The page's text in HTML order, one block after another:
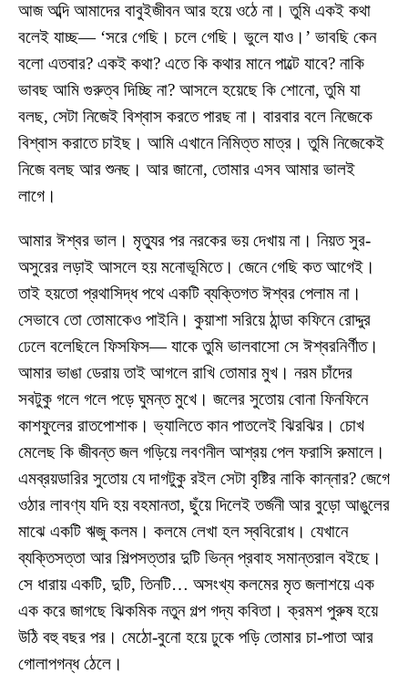
আজ অব্দি আমাদের বাবুইজীবন আর হয়ে ওঠে না। তুমি একই কথা
বলেই যাচ্ছ— ‘সরে গেছি। চলে গেছি। ভুলে যাও।’ ভাবছি কেন
বলো এতবার? একই কথা? এতে কি কথার মানে পাল্টে যাবে? নাকি
ভাবছ আমি গুরুত্ব দিচ্ছি না? আসলে হয়েছে কি শোনো, তুমি যা
বলছ, সেটা নিজেই বিশ্বাস করতে পারছ না। বারবার বলে নিজেকে
বিশ্বাস করাতে চাইছ। আমি এখানে নিমিত্ত মাত্র। তুমি নিজেকেই
নিজে বলছ আর শুনছ। আর জানো, তোমার এসব আমার ভালই
লাগে।
আমার ঈশ্বর ভাল। মৃত্যুর পর নরকের ভয় দেখায় না। নিয়ত সুর-
অসুরের লড়াই আসলে হয় মনোভূমিতে। জেনে গেছি কত আগেই।
তাই হয়তো প্রথাসিদ্ধ পথে একটি ব্যক্তিগত ঈশ্বর পেলাম না।
সেভাবে তো তোমাকেও পাইনি। কুয়াশা সরিয়ে ঠান্ডা কফিনে রোদ্দুর
ঢেলে বলেছিলে ফিসফিস— যাকে তুমি ভালবাসো সে ঈশ্বরনির্ণীত।
আমার ভাঙা ডেরায় তাই আগলে রাখি তোমার মুখ। নরম চাঁদের
সবটুকু গলে গলে পড়ে ঘুমন্ত মুখে। জলের সুতোয় বোনা ফিনফিনে
কাশফুলের রাতপোশাক। ভ্যালিতে কান পাতলেই ঝিরঝির। চোখ
মেলেছ কি জীবন্ত জল গড়িয়ে লবণনীল আশ্রয় পেল ফরাসি রুমালে।
এমব্রয়ডারির সুতোয় যে দাগটুকু রইল সেটা বৃষ্টির নাকি কান্নার? জেগে
ওঠার লাবণ্য যদি হয় বহমানতা, ছুঁয়ে দিলেই তর্জনী আর বুড়ো আঙুলের
মাঝে একটি ঋজু কলম। কলমে লেখা হল স্ববিরোধ। যেখানে
ব্যক্তিসত্তা আর শিল্পসত্তার দুটি ভিন্ন প্রবাহ সমান্তরাল বইছে।
সে ধারায় একটি, দুটি, তিনটি… অসংখ্য কলমের মৃত জলাশয়ে এক
এক করে জাগছে ঝিকমিক নতুন গল্প গদ্য কবিতা। ক্রমশ পুরুষ হয়ে
উঠি বহু বছর পর। মেঠো-বুনো হয়ে ঢুকে পড়ি তোমার চা-পাতা আর
গোলাপগন্ধ ঠেলে।